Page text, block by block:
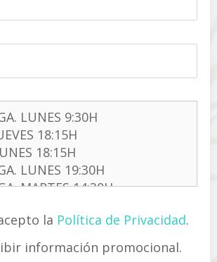
la Política de Privacidad.
información promocional.